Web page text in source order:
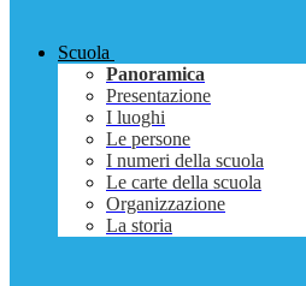
Scuola
Panoramica
Presentazione
I luoghi
Le persone
I numeri della scuola
Le carte della scuola
Organizzazione
La storia